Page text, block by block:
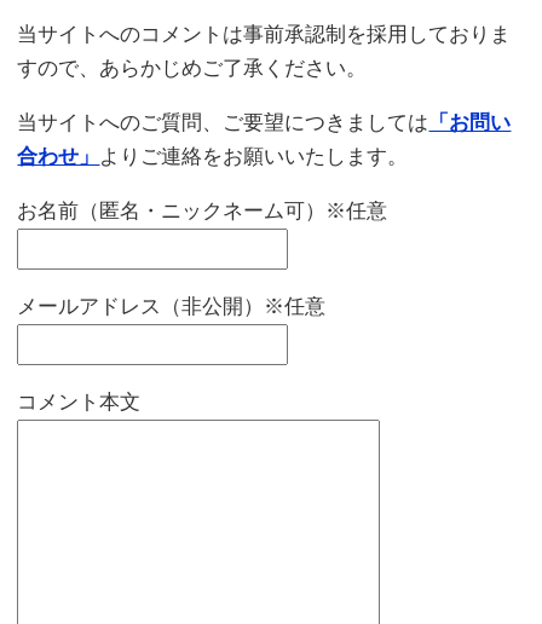
当サイトへのコメントは事前承認制を採用しておりま
すので、あらかじめご了承ください。
当サイトへのご質問、ご要望につきましては 「お問い
合わせ」 よりご連絡をお願いいたします。
お名前（匿名・ニックネーム可）※任意
メールアドレス（非公開）※任意
コメント本文